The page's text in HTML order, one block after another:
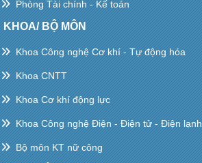
Phòng Tài chính - Kế toán
KHOA/ BỘ MÔN
Khoa Công nghệ Cơ khí - Tự động hóa
Khoa CNTT
Khoa Cơ khí động lực
Khoa Công nghệ Điện - Điện tử - Điện lạnh
Bộ môn KT nữ công